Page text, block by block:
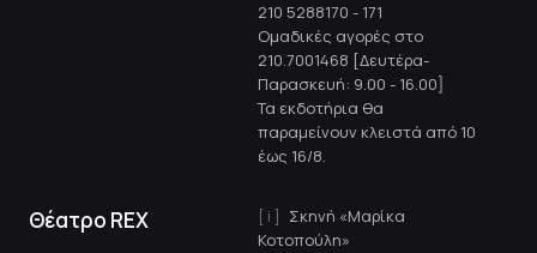
210 5288170 - 171
Ομαδικές αγορές στο
210.7001468 [Δευτέρα-
Παρασκευή: 9.00 - 16.00]
Τα εκδοτήρια θα
παραμείνουν κλειστά από 10
έως 16/8.
Θέατρο REX
Σκηνή «Μαρίκα
Κοτοπούλη»